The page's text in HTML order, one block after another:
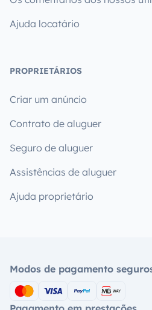
Ajuda locatário
PROPRIETÁRIOS
Criar um anúncio
Contrato de aluguer
Seguro de aluguer
Assistências de aluguer
Ajuda proprietário
Modos de pagamento